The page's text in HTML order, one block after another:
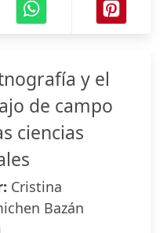
y el
de campo
ciencias
Cristina
Bazán